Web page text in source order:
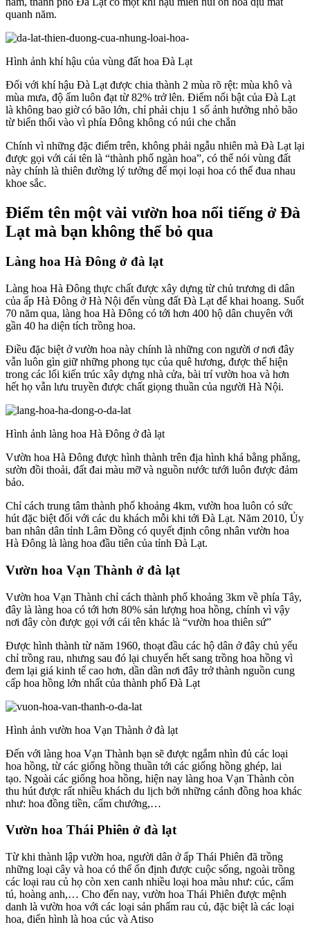
quanh năm.
Hình ảnh khí hậu của vùng đất hoa Đà Lạt
Đối với khí hậu Đà Lạt được chia thành 2 mùa rõ rệt: mùa khô và
mùa mưa, độ ẩm luôn đạt từ 82% trở lên. Điểm nổi bật của Đà Lạt
là không bao giờ có bão lớn, chỉ phải chịu 1 số ảnh hưởng nhỏ bão
từ biển thổi vào vì phía Đông không có núi che chắn
Chính vì những đặc điểm trên, không phải ngẫu nhiên mà Đà Lạt lại
được gọi với cái tên là “thành phố ngàn hoa”, có thể nói vùng đất
này chính là thiên đường lý tưởng để mọi loại hoa có thể đua nhau
khoe sắc.
Điểm tên một vài vườn hoa nổi tiếng ở Đà
Lạt mà bạn không thể bỏ qua
Làng hoa Hà Đông ở đà lạt
Làng hoa Hà Đông thực chất được xây dựng từ chủ trương di dân
của ấp Hà Đông ở Hà Nội đến vùng đất Đà Lạt để khai hoang. Suốt
70 năm qua, làng hoa Hà Đông có tới hơn 400 hộ dân chuyên với
gần 40 ha diện tích trồng hoa.
Điều đặc biệt ở vườn hoa này chính là những con người ơ nơi đây
vẫn luôn gìn giữ những phong tục của quê hương, được thể hiện
trong các lối kiến trúc xây dựng nhà cửa, bài trí vườn hoa và hơn
hết họ vẫn lưu truyền được chất giọng thuần của người Hà Nội.
Hình ảnh làng hoa Hà Đông ở đà lạt
Vườn hoa Hà Đông được hình thành trên địa hình khá bằng phẳng,
sườn đồi thoải, đất đai màu mỡ và nguồn nước tưới luôn được đảm
bảo.
Chỉ cách trung tâm thành phố khoảng 4km, vườn hoa luôn có sức
hút đặc biệt đối với các du khách mỗi khi tới Đà Lạt. Năm 2010, Ủy
ban nhân dân tỉnh Lâm Đồng có quyết định công nhân vườn hoa
Hà Đông là làng hoa đầu tiên của tỉnh Đà Lạt.
Vườn hoa Vạn Thành ở đà lạt
Vườn hoa Vạn Thành chỉ cách thành phố khoảng 3km về phía Tây,
đây là làng hoa có tới hơn 80% sản lượng hoa hồng, chính vì vậy
nơi đây còn được gọi với cái tên khác là “vườn hoa thiên sứ”
Được hình thành từ năm 1960, thoạt đầu các hộ dân ở đây chủ yếu
chỉ trồng rau, nhưng sau đó lại chuyển hết sang trồng hoa hồng vì
đem lại giá kinh tế cao hơn, dần dần nơi đây trở thành nguồn cung
cấp hoa hồng lớn nhất của thành phố Đà Lạt
Hình ảnh vườn hoa Vạn Thành ở đà lạt
Đến với làng hoa Vạn Thành bạn sẽ được ngắm nhìn đủ các loại
hoa hồng, từ các giống hồng thuần tới các giống hồng ghép, lai
tạo. Ngoài các giống hoa hồng, hiện nay làng hoa Vạn Thành còn
thu hút được rất nhiều khách du lịch bởi những cánh đồng hoa khác
như: hoa đồng tiền, cẩm chướng,…
Vườn hoa Thái Phiên ở đà lạt
Từ khi thành lập vườn hoa, người dân ở ấp Thái Phiên đã trồng
những loại cây và hoa có thể ổn định được cuộc sống, ngoài trồng
các loại rau củ họ còn xen canh nhiều loại hoa màu như: cúc, cẩm
tú, hoàng anh,… Cho đến nay, vườn hoa Thái Phiên được mệnh
danh là vườn hoa với các loại sản phẩm rau củ, đặc biệt là các loại
hoa, điển hình là hoa cúc và Atiso